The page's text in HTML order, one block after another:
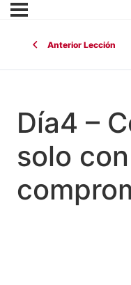
Anterior Lección
Día4 –
solo